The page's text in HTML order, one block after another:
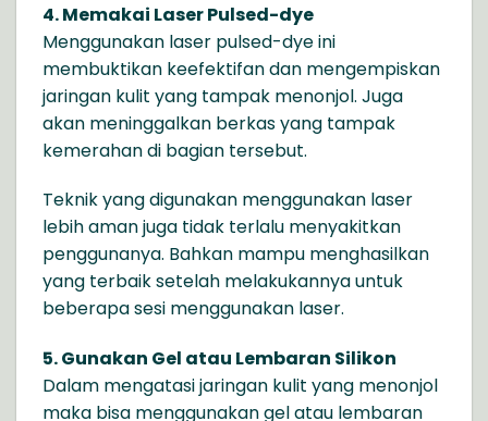
4. Memakai Laser Pulsed-dye
Menggunakan laser pulsed-dye ini
membuktikan keefektifan dan mengempiskan
jaringan kulit yang tampak menonjol. Juga
akan meninggalkan berkas yang tampak
kemerahan di bagian tersebut.
Teknik yang digunakan menggunakan laser
lebih aman juga tidak terlalu menyakitkan
penggunanya. Bahkan mampu menghasilkan
yang terbaik setelah melakukannya untuk
beberapa sesi menggunakan laser.
5. Gunakan Gel atau Lembaran Silikon
Dalam mengatasi jaringan kulit yang menonjol
maka bisa menggunakan gel atau lembaran